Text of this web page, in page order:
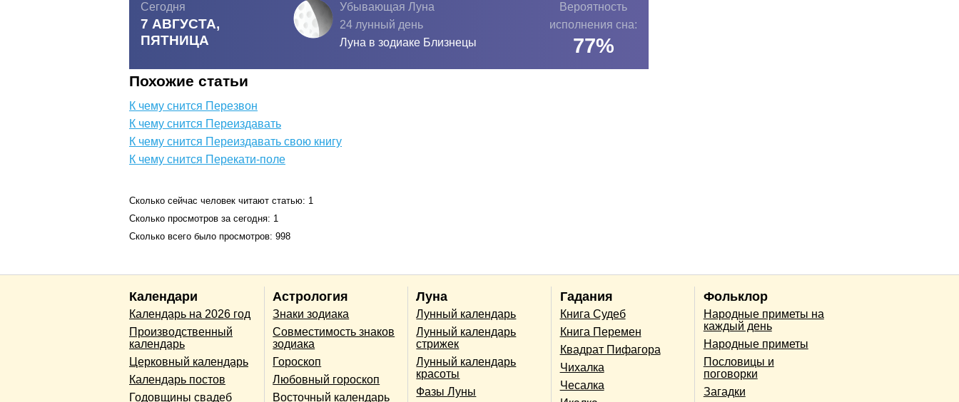
Сегодня
7 АВГУСТА,
ПЯТНИЦА
Убывающая Луна
24 лунный день
Луна в зодиаке Близнецы
Вероятность
исполнения сна:
77%
Похожие статьи
К чему снится Перезвон
К чему снится Переиздавать
К чему снится Переиздавать свою книгу
К чему снится Перекати-поле
Сколько сейчас человек читают статью: 1
Сколько просмотров за сегодня: 1
Сколько всего было просмотров: 998
Календари
Календарь на 2026 год
Производственный
календарь
Церковный календарь
Календарь постов
Годовщины свадеб
Астрология
Знаки зодиака
Совместимость знаков
зодиака
Гороскоп
Любовный гороскоп
Восточный календарь
Луна
Лунный календарь
Лунный календарь
стрижек
Лунный календарь
красоты
Фазы Луны
Гадания
Книга Судеб
Книга Перемен
Квадрат Пифагора
Чихалка
Чесалка
Фольклор
Народные приметы на
каждый день
Народные приметы
Пословицы и
поговорки
Загадки